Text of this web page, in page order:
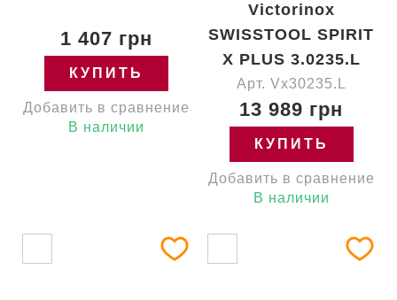
1 407 грн
КУПИТЬ
Добавить в сравнение
В наличии
Victorinox
SWISSTOOL SPIRIT
X PLUS 3.0235.L
Арт. Vx30235.L
13 989 грн
КУПИТЬ
Добавить в сравнение
В наличии